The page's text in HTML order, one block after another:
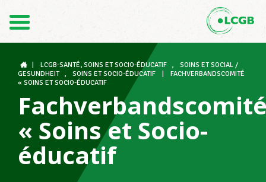
FR
Der LCGB
Gewerkschaftsstrukturen
LCGB-SANTÉ, SOINS ET SOCIO-ÉDUCATIF ,
SOINS ET SOCIAL /
GESUNDHEIT , SOINS ET SOCIO-ÉDUCATIF
FACHVERBANDSCOMITÉ
« SOINS ET SOCIO-ÉDUCATIF
« Soins et Socio-
éducatif